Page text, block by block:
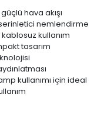
hava akışı
nemlendirme
kablosuz kullanım
tasarım
kullanımı için ideal